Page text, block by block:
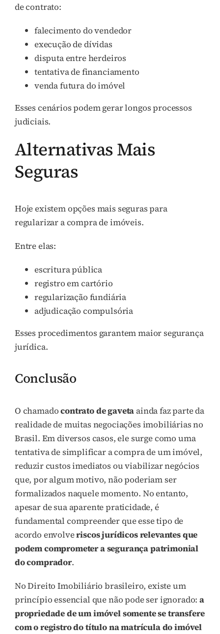
de contrato:
falecimento do vendedor
execução de dívidas
disputa entre herdeiros
tentativa de financiamento
venda futura do imóvel
Esses cenários podem gerar longos processos
judiciais.
Alternativas Mais
Seguras
Hoje existem opções mais seguras para
regularizar a compra de imóveis.
Entre elas:
escritura pública
registro em cartório
regularização fundiária
adjudicação compulsória
Esses procedimentos garantem maior segurança
jurídica.
Conclusão
O chamadocontrato de gavetaainda faz parte da
realidade de muitas negociações imobiliárias no
Brasil. Em diversos casos, ele surge como uma
tentativa de simplificar a compra de um imóvel,
reduzir custos imediatos ou viabilizar negócios
que, por algum motivo, não poderiam ser
formalizados naquele momento. No entanto,
apesar de sua aparente praticidade, é
fundamental compreender que esse tipo de
acordo envolveriscos jurídicos relevantes que
podem comprometer a segurança patrimonial
do comprador.
No Direito Imobiliário brasileiro, existe um
princípio essencial que não pode ser ignorado:a
propriedade de um imóvel somente se transfere
com o registro do título na matrícula do imóvel